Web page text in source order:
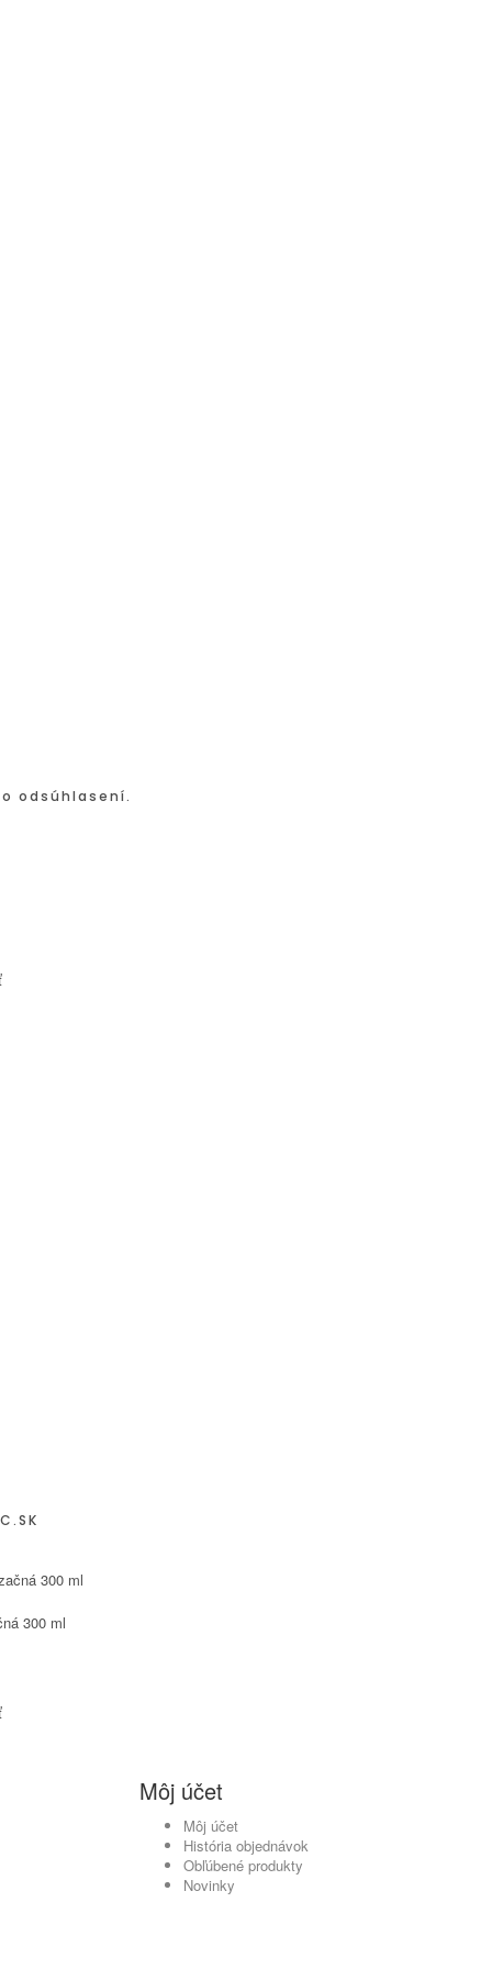
odsúhlasení.
300 ml
Môj účet
Môj účet
História objednávok
Obľúbené produkty
Novinky